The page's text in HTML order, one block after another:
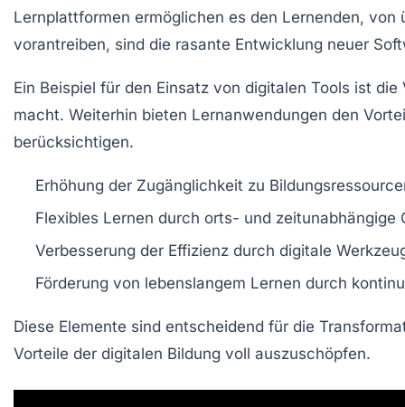
Lernplattformen ermöglichen es den Lernenden,
vorantreiben, sind die rasante Entwicklung neuer
Ein Beispiel für den Einsatz von digitalen Tools ist
macht. Weiterhin bieten Lernanwendungen den
berücksichtigen.
Erhöhung der Zugänglichkeit zu
Flexibles Lernen durch orts- und zeitunabhängige
Verbesserung der Effizienz durch digitale
Förderung von lebenslangem Lernen durch
Diese Elemente sind entscheidend für die
Vorteile der digitalen Bildung voll auszuschöpfen.